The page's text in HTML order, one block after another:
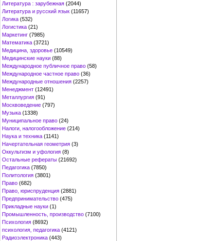
Литература : зарубежная (2044)
Литература и русский язык (11657)
Логика (532)
Логистика (21)
Маркетинг (7985)
Математика (3721)
Медицина, здоровье (10549)
Медицинские науки (88)
Международное публичное право (58)
Международное частное право (36)
Международные отношения (2257)
Менеджмент (12491)
Металлургия (91)
Москвоведение (797)
Музыка (1338)
Муниципальное право (24)
Налоги, налогообложение (214)
Наука и техника (1141)
Начертательная геометрия (3)
Оккультизм и уфология (8)
Остальные рефераты (21692)
Педагогика (7850)
Политология (3801)
Право (682)
Право, юриспруденция (2881)
Предпринимательство (475)
Прикладные науки (1)
Промышленность, производство (7100)
Психология (8692)
психология, педагогика (4121)
Радиоэлектроника (443)